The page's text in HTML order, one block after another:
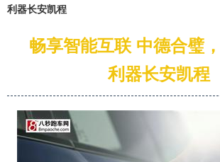
利器长安凯程
畅享智能互联 中德合璧
利器长安凯程